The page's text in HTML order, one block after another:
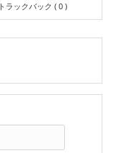
トラックバック ( 0 )